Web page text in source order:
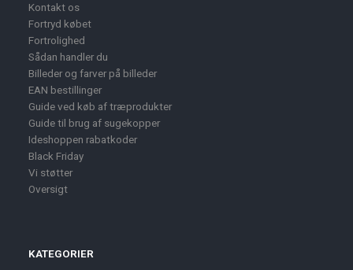
Kontakt os
Fortryd købet
Fortrolighed
Sådan handler du
Billeder og farver på billeder
EAN bestillinger
Guide ved køb af træprodukter
Guide til brug af sugekopper
Ideshoppen rabatkoder
Black Friday
Vi støtter
Oversigt
KATEGORIER